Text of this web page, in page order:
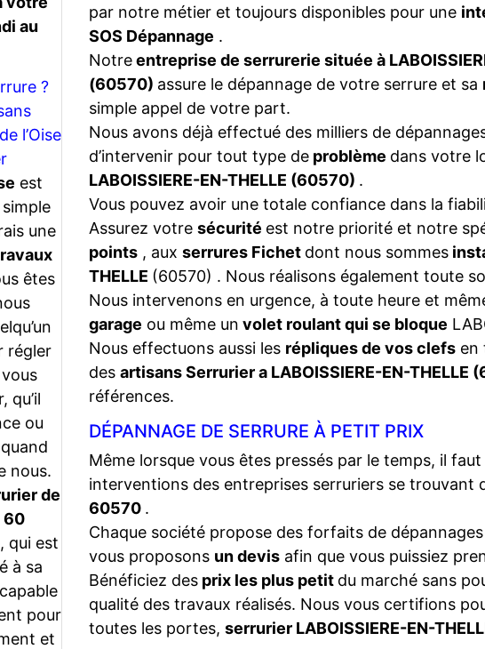
au
?
l’Oise
est
une
êtes
régler
qu’il
ou
nous.
de
60
qui est
à sa
pour
et
par notre métier et toujours disponibles pour une
SOS Dépannage .
Notreentreprise de serrurerie située à
(60570) assure le dépannage de votre serrure et sa
simple appel de votre part.
Nous avons déjà effectué des milliers de
d’intervenir pour tout type de problème dans votre
LABOISSIERE-EN-THELLE (60570) .
Vous pouvez avoir une totale confiance dans la
Assurez votre sécurité est notre priorité et notre
points , aux serrures Fichet dont nous sommes
THELLE (60570) . Nous réalisons également toute
Nous intervenons en urgence, à toute heure et
garage ou même un volet roulant qui se bloque
Nous effectuons aussi les répliques de vos clefs en
des artisans Serrurier a LABOISSIERE-EN-THELLE
références.
DÉPANNAGE DE SERRURE À PETIT PRIX
Même lorsque vous êtes pressés par le temps, il faut
interventions des entreprises serruriers se trouvant
60570 .
Chaque société propose des forfaits de
vous proposons un devis afin que vous puissiez
Bénéficiez des prix les plus petit du marché sans
qualité des travaux réalisés. Nous vous certifions
toutes les portes, serrurier LABOISSIERE-EN-